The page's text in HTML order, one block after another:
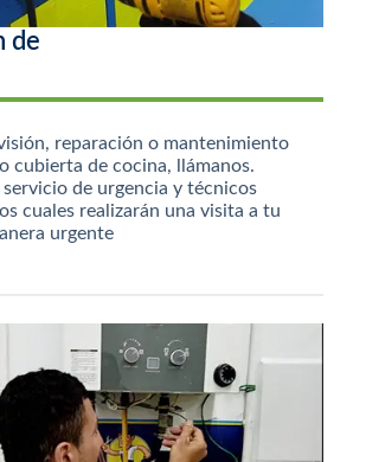
de
reparación o mantenimiento
cubierta de cocina, llámanos.
de urgencia y técnicos
cuales realizarán una visita a tu
urgente